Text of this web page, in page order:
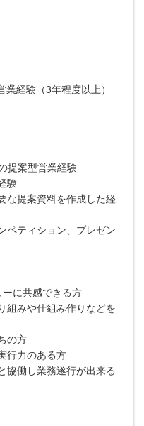
経験（3年程度以上）
提案型営業経験
験
な提案資料を作成した経
ペティション、プレゼン
ーに共感できる方
組みや仕組み作りなどを
の方
行力のある方
協働し業務遂行が出来る